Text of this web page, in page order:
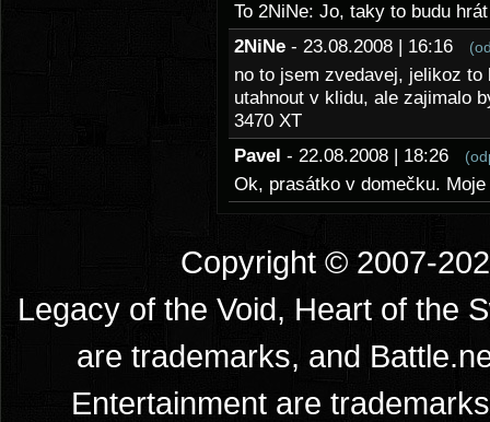
To 2NiNe: Jo, taky to budu
2NiNe - 23.08.2008 | 16:16
no to jsem zvedavej, jelikoz to
utahnout v klidu, ale zajimalo
3470 XT
Pavel - 22.08.2008 | 18:26
Ok, prasátko v domečku.
Copyright © 2007-
Legacy of the Void, Heart of the
are trademarks, and
Entertainment are